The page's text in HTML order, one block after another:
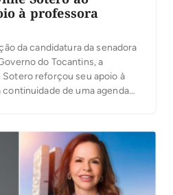
à professora
da candidatura da senadora
do Tocantins, a
reforçou seu apoio à
de uma agenda
6, Karynne reafirmou sua